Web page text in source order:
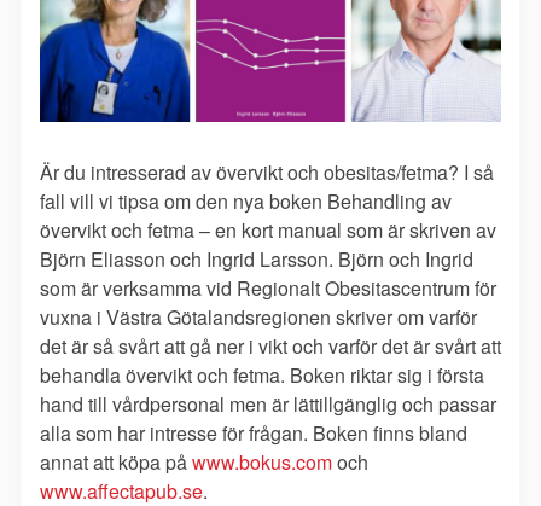
Är du intresserad av övervikt och obesitas/fetma? I så
fall vill vi tipsa om den nya boken Behandling av
övervikt och fetma – en kort manual som är skriven av
Björn Eliasson och Ingrid Larsson. Björn och Ingrid
som är verksamma vid Regionalt Obesitascentrum för
vuxna i Västra Götalandsregionen skriver om varför
det är så svårt att gå ner i vikt och varför det är svårt att
behandla övervikt och fetma. Boken riktar sig i första
hand till vårdpersonal men är lättillgänglig och passar
alla som har intresse för frågan. Boken finns bland
annat att köpa påwww.bokus.comoch
www.affectapub.se.